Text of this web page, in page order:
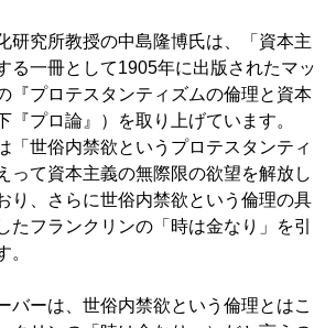
究所教授の中島隆博氏は、「資本主
る一冊として1905年に出版されたマッ
『プロテスタンティズムの倫理と資本
『プロ論』）を取り上げています。
「世俗内禁欲というプロテスタンティ
って資本主義の無際限の欲望を解放し
り、さらに世俗内禁欲という倫理の具
たフランクリンの「時は金なり」を引
。
ーは、世俗内禁欲という倫理とはこ